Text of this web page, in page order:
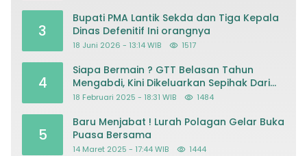
3
Bupati PMA Lantik Sekda dan Tiga Kepala
Dinas Defenitif Ini orangnya
18 Juni 2026 - 13:14 WIB 1517
4
Siapa Bermain ? GTT Belasan Tahun
Mengabdi, Kini Dikeluarkan Sepihak Dari
Dapodik
18 Februari 2025 - 18:31 WIB 1484
5
Baru Menjabat ! Lurah Polagan Gelar Buka
Puasa Bersama
14 Maret 2025 - 17:44 WIB 1444